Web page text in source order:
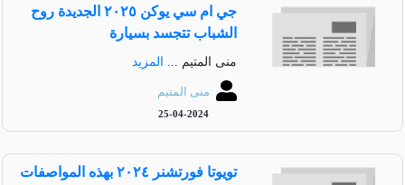
جي ام سي يوكن ٢٠٢٥ الجديدة روح
الشباب تتجسد بسيارة
منى المتيم ... المزيد
منى المتيم
25-04-2024
تويوتا فورتشنر ٢٠٢٤ بهذه المواصفات